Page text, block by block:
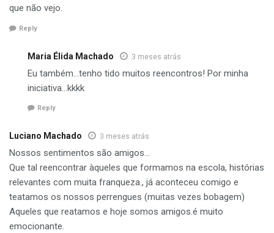
que não vejo.
Reply
Maria Élida Machado 3 meses atrás
Eu também…tenho tido muitos reencontros! Por minha
iniciativa…kkkk
Reply
Luciano Machado 3 meses atrás
Nossos sentimentos são amigos…
Que tal reencontrar àqueles que formamos na escola, histórias
relevantes com muita franqueza., já aconteceu comigo e
teatamos os nossos perrengues (muitas vezes bobagem)
Aqueles que reatamos e hoje somos amigos.é muito
emocionante.